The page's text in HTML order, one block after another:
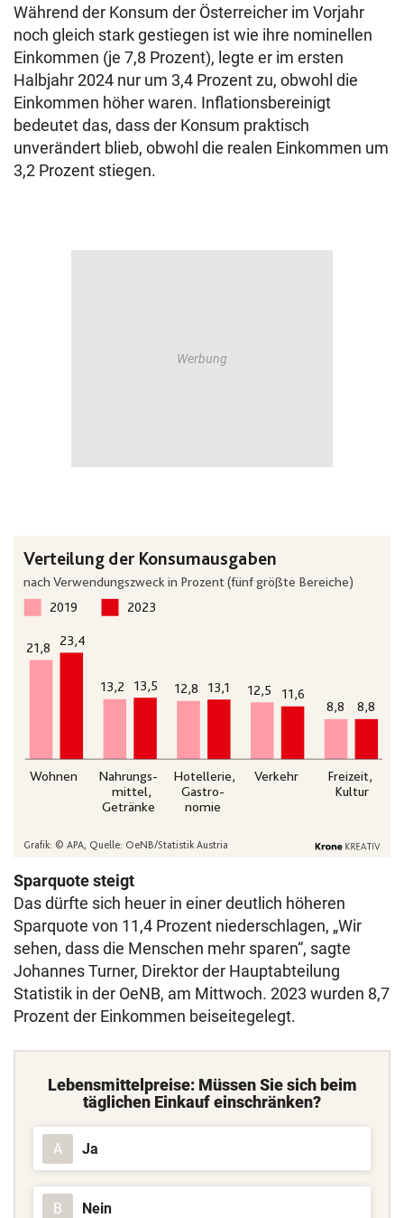
Während der Konsum der Österreicher im Vorjahr
noch gleich stark gestiegen ist wie ihre nominellen
Einkommen (je 7,8 Prozent), legte er im ersten
Halbjahr 2024 nur um 3,4 Prozent zu, obwohl die
Einkommen höher waren. Inflationsbereinigt
bedeutet das, dass der Konsum praktisch
unverändert blieb, obwohl die realen Einkommen um
3,2 Prozent stiegen.
Sparquote steigt
Das dürfte sich heuer in einer deutlich höheren
Sparquote von 11,4 Prozent niederschlagen, „Wir
sehen, dass die Menschen mehr sparen“, sagte
Johannes Turner, Direktor der Hauptabteilung
Statistik in der OeNB, am Mittwoch. 2023 wurden 8,7
Prozent der Einkommen beiseitegelegt.
Lebensmittelpreise: Müssen Sie sich beim
täglichen Einkauf einschränken?
A Ja
B Nein